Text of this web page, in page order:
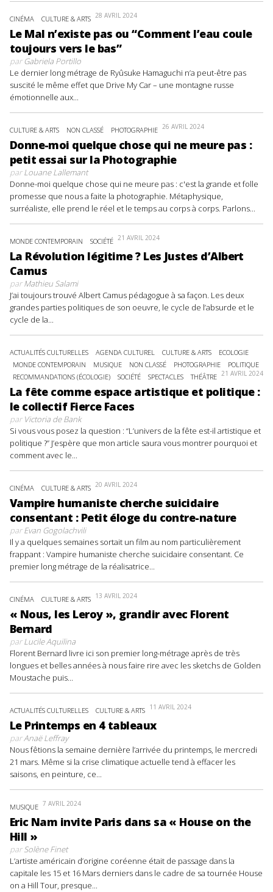
CINÉMA CULTURE & ARTS 28 AVRIL 2024
Le Mal n’existe pas ou “Comment l’eau coule
toujours vers le bas”
parGabriela Portillo
Le dernier long métrage de Ryûsuke Hamaguchi n’a peut-être pas
suscité le même effet que Drive My Car – une montagne russe
émotionnelle aux...
CULTURE & ARTS NON CLASSÉ PHOTOGRAPHIE 26 AVRIL 2024
Donne-moi quelque chose qui ne meure pas :
petit essai sur la Photographie
parLouane Lallemant
Donne-moi quelque chose qui ne meure pas : c'est la grande et folle
promesse que nous a faite la photographie. Métaphysique,
surréaliste, elle prend le réel et le temps au corps à corps. Parlons...
MONDE CONTEMPORAIN SOCIÉTÉ 21 AVRIL 2024
La Révolution légitime ? Les Justes d’Albert
Camus
parMathieu Salami
J’ai toujours trouvé Albert Camus pédagogue à sa façon. Les deux
grandes parties politiques de son oeuvre, le cycle de l’absurde et le
cycle de la...
ACTUALITÉS CULTURELLES AGENDA CULTUREL CULTURE & ARTS
ECOLOGIE
MONDE CONTEMPORAIN
MUSIQUE NON CLASSÉ PHOTOGRAPHIE
POLITIQUE
RECOMMANDATIONS (ÉCOLOGIE)
SOCIÉTÉ SPECTACLES THÉÂTRE 21 AVRIL 2024
La fête comme espace artistique et politique :
le collectif Fierce Faces
parVictoria de Bank
Si vous vous posez la question : “L’univers de la fête est-il artistique et
politique ?” J’espère que mon article saura vous montrer pourquoi et
comment avec le...
CINÉMA CULTURE & ARTS 20 AVRIL 2024
Vampire humaniste cherche suicidaire
consentant : Petit éloge du contre-nature
parEvan Gogolachvili
Il y a quelques semaines sortait un film au nom particulièrement
frappant : Vampire humaniste cherche suicidaire consentant. Ce
premier long métrage de la réalisatrice...
CINÉMA CULTURE & ARTS 13 AVRIL 2024
« Nous, les Leroy », grandir avec Florent
Bernard
parLucile Aquilina
Florent Bernard livre ici son premier long-métrage après de très
longues et belles années à nous faire rire avec les sketchs de Golden
Moustache puis...
ACTUALITÉS CULTURELLES CULTURE & ARTS 11 AVRIL 2024
Le Printemps en 4 tableaux
parAnaë Leffray
Nous fêtions la semaine dernière l’arrivée du printemps, le mercredi
21 mars. Même si la crise climatique actuelle tend à effacer les
saisons, en peinture, ce...
MUSIQUE 7 AVRIL 2024
Eric Nam invite Paris dans sa « House on the
Hill »
parSolène Finet
L’artiste américain d’origine coréenne était de passage dans la
capitale les 15 et 16 Mars derniers dans le cadre de sa tournée House
on a Hill Tour, presque...